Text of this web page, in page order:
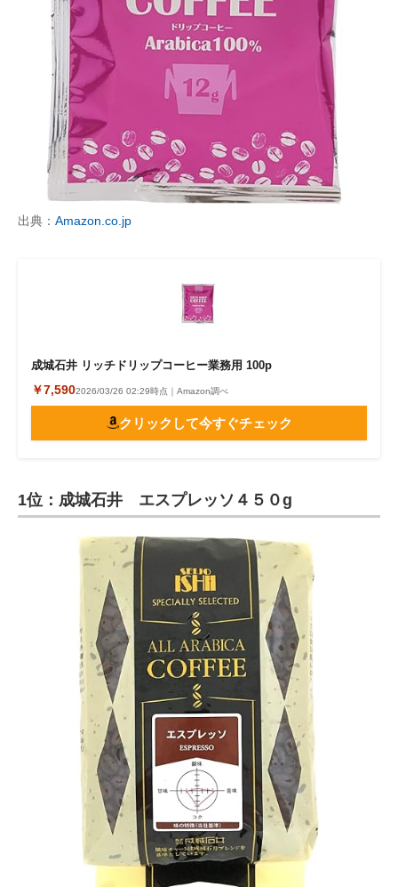
出典： Amazon.co.jp
成城石井 リッチドリップコーヒー業務用 100p
￥7,5902026/03/26 02:29時点｜Amazon調べ
クリックして今すぐチェック
1位：成城石井 エスプレッソ４５０g